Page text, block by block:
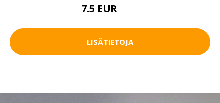
7.5 EUR
LISÄTIETOJA